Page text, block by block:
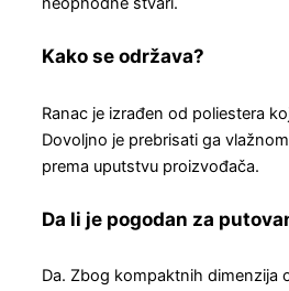
Kako se održava?
Ranac je izrađen od poliestera
Dovoljno je prebrisati ga
prema uputstvu proizvođača.
Da li je pogodan za
Da. Zbog kompaktnih dimenzija